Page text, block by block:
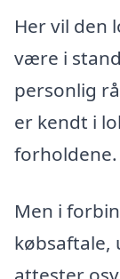
Her vil den
være i
personlig
er kendt i
forholdene.
Men i
købsaftale,